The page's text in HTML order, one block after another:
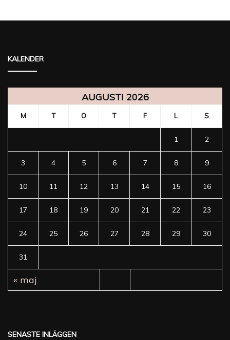
KALENDER
AUGUSTI 2026
M T O T F L S
1 2
3 4 5 6 7 8 9
10 11 12 13 14 15 16
17 18 19 20 21 22 23
24 25 26 27 28 29 30
31
« maj
SENASTE INLÄGGEN